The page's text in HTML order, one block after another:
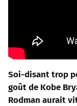
Soi-disant trop
goût de Kobe
Rodman aurait